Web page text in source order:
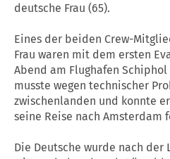
deutsche Frau (65).
Eines der beiden Crew-
Frau waren mit dem ersten
Abend am Flughafen
musste wegen technischer
zwischenlanden und konnte
seine Reise nach Amsterdam
Die Deutsche wurde nach der